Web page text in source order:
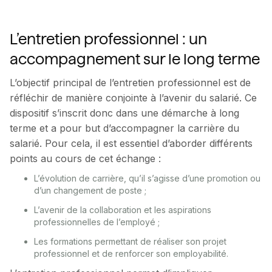
L’entretien professionnel : un
accompagnement sur le long terme
L’objectif principal de l’entretien professionnel est de
réfléchir de manière conjointe à l’avenir du salarié. Ce
dispositif s’inscrit donc dans une démarche à long
terme et a pour but d’accompagner la carrière du
salarié. Pour cela, il est essentiel d’aborder différents
points au cours de cet échange :
L’évolution de carrière, qu’il s’agisse d’une promotion ou
d’un changement de poste ;
L’avenir de la collaboration et les aspirations
professionnelles de l’employé ;
Les formations permettant de réaliser son projet
professionnel et de renforcer son employabilité.